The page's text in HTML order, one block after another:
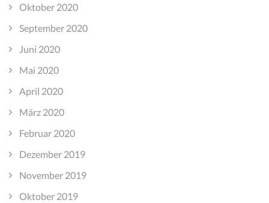
Oktober 2020
September 2020
Juni 2020
Mai 2020
April 2020
März 2020
Februar 2020
Dezember 2019
November 2019
Oktober 2019